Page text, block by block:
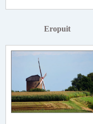
Eropuit